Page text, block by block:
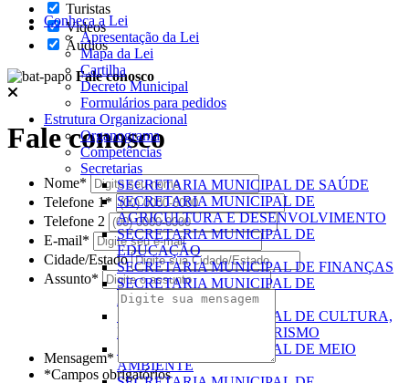
Turistas
Videos
Áudios
Fale conosco
Fale conosco
Nome*
Telefone 1*
Telefone 2
E-mail*
Cidade/Estado
Assunto*
Mensagem*
*Campos obrigatórios
Conheça a Lei
Apresentação da Lei
Mapa da Lei
Cartilha
Decreto Municipal
Formulários para pedidos
Estrutura Organizacional
Organograma
Competências
Secretarias
SECRETARIA MUNICIPAL DE SAÚDE
SECRETARIA MUNICIPAL DE
AGRICULTURA E DESENVOLVIMENTO
SECRETARIA MUNICIPAL DE
EDUCAÇÃO
SECRETARIA MUNICIPAL DE FINANÇAS
SECRETARIA MUNICIPAL DE
ADMINISTRAÇÃO
SECRETARIA MUNICIPAL DE CULTURA,
ESPORTE, LAZER E TURISMO
SECRETARIA MUNICIPAL DE MEIO
AMBIENTE